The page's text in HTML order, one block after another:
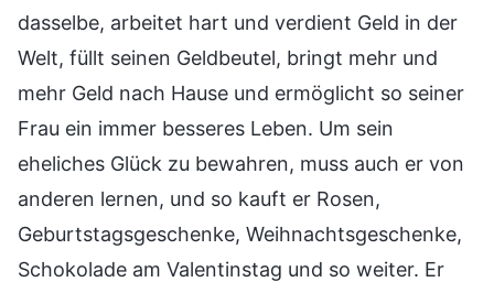
dasselbe, arbeitet hart und verdient Geld in der
Welt, füllt seinen Geldbeutel, bringt mehr und
mehr Geld nach Hause und ermöglicht so seiner
Frau ein immer besseres Leben. Um sein
eheliches Glück zu bewahren, muss auch er von
anderen lernen, und so kauft er Rosen,
Geburtstagsgeschenke, Weihnachtsgeschenke,
Schokolade am Valentinstag und so weiter. Er